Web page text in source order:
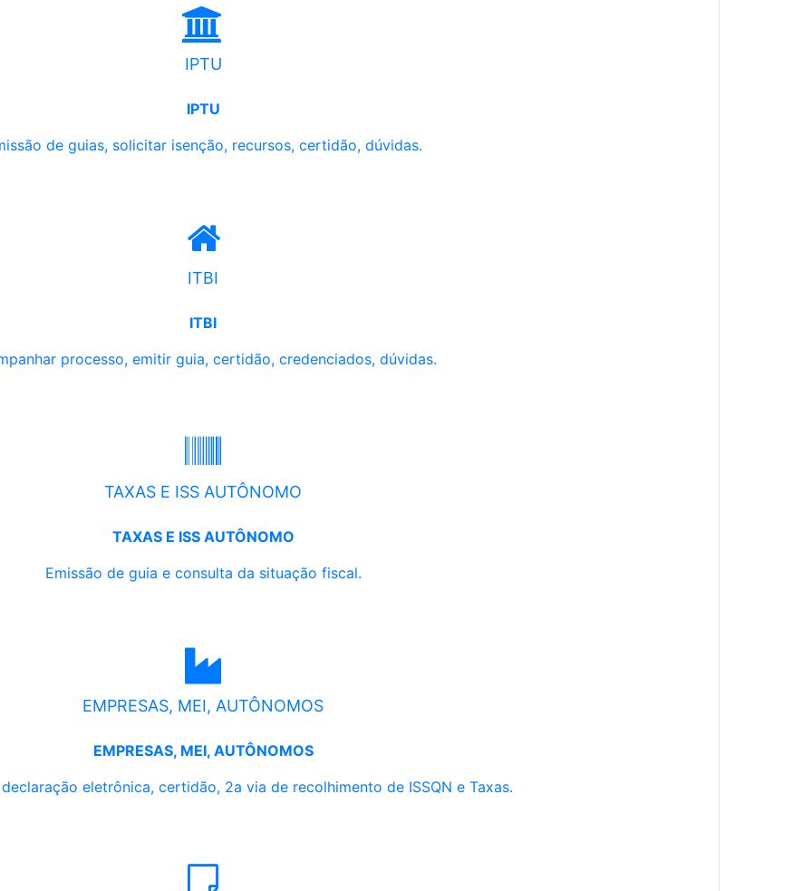
IPTU
IPTU
de guias, solicitar isenção, recursos, certidão, dúvidas.
ITBI
ITBI
processo, emitir guia, certidão, credenciados, dúvidas.
TAXAS E ISS AUTÔNOMO
TAXAS E ISS AUTÔNOMO
Emissão de guia e consulta da situação fiscal.
EMPRESAS, MEI, AUTÔNOMOS
EMPRESAS, MEI, AUTÔNOMOS
eletrônica, certidão, 2a via de recolhimento de ISSQN e Taxas.